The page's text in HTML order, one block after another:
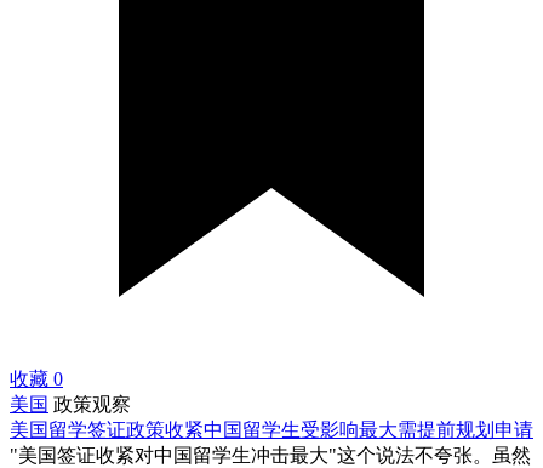
收藏 0
美国 政策观察
美国留学签证政策收紧中国留学生受影响最大需提前规划申请
"美国签证收紧对中国留学生冲击最大"这个说法不夸张。虽然